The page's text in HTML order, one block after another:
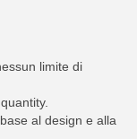
limite di
al design e alla